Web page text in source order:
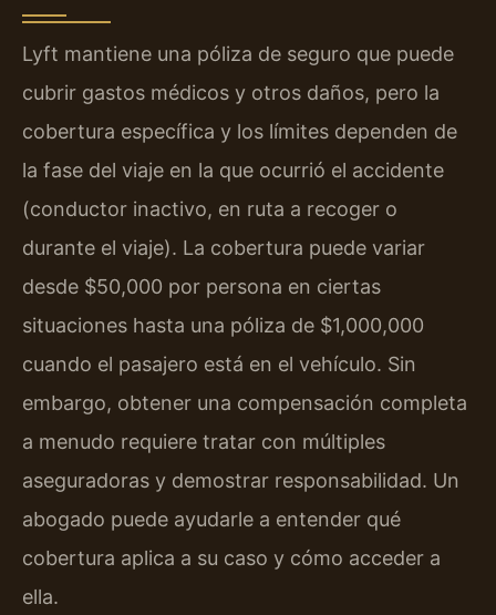
Lyft mantiene una póliza de seguro que puede
cubrir gastos médicos y otros daños, pero la
cobertura específica y los límites dependen de
la fase del viaje en la que ocurrió el accidente
(conductor inactivo, en ruta a recoger o
durante el viaje). La cobertura puede variar
desde $50,000 por persona en ciertas
situaciones hasta una póliza de $1,000,000
cuando el pasajero está en el vehículo. Sin
embargo, obtener una compensación completa
a menudo requiere tratar con múltiples
aseguradoras y demostrar responsabilidad. Un
abogado puede ayudarle a entender qué
cobertura aplica a su caso y cómo acceder a
ella.